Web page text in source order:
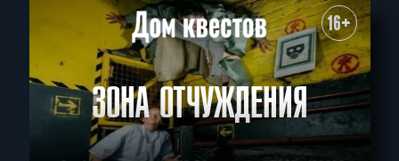
16+
ЗОНА ОТЧУЖДЕНИЯ